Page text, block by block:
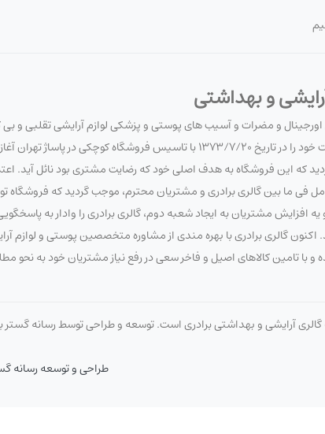
و بهداشتی
اورجینال و مضرات و آسیب های پوستی و پزشکی لوازم آرایشی تقلبی و
سلامت مصرف کنندگان لوازم آرایشی و بهداشتی، فعالیت خود را در تاریخ 1373/7/20
این فروشگاه به هدف اصلی خود که رضایت مشتری بود نائل آید.
فی ما بین گالری برادری و مشتریان محترم، موجب گردید که
افزایش مشتریان به ایجاد شعبه دوم، گالری برادری را وادار به
اکنون گالری برادری با بهره مندی از مشاوره متخصصین پوستی و لوازم
و با تامین کالاهای اصیل و فاخر سعی در رفع نیاز مشتریان خود به نحو
آرایشی و بهداشتی برادری است. توسعه و طراحی توسط رسانه گستر
طراحی و توسعه رسانه